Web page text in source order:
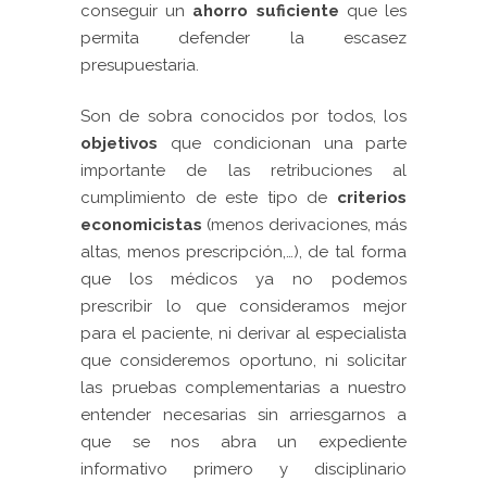
conseguir un ahorro suficiente que les
permita defender la escasez
presupuestaria.
Son de sobra conocidos por todos, los
objetivos que condicionan una parte
importante de las retribuciones al
cumplimiento de este tipo de criterios
economicistas (menos derivaciones, más
altas, menos prescripción,…), de tal forma
que los médicos ya no podemos
prescribir lo que consideramos mejor
para el paciente, ni derivar al especialista
que consideremos oportuno, ni solicitar
las pruebas complementarias a nuestro
entender necesarias sin arriesgarnos a
que se nos abra un expediente
informativo primero y disciplinario